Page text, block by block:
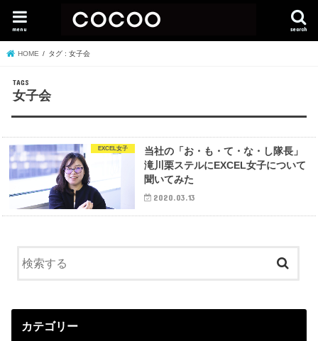
search
menu
HOME タグ : 女子会
女子会
EXCEL女子
当社の「お・も・て・な・し隊長」
滝川栗ステルにEXCEL女子について
聞いてみた
2020.03.13
カテゴリー